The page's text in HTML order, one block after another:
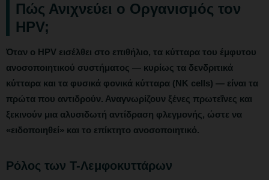
Πώς Ανιχνεύει ο Οργανισμός τον
HPV;
Όταν ο HPV εισέλθει στο επιθήλιο, τα κύτταρα του έμφυτου
ανοσοποιητικού συστήματος — κυρίως τα δενδριτικά
κύτταρα και τα φυσικά φονικά κύτταρα (NK cells) — είναι τα
πρώτα που αντιδρούν. Αναγνωρίζουν ξένες πρωτεΐνες και
ξεκινούν μια αλυσιδωτή αντίδραση φλεγμονής, ώστε να
«ειδοποιηθεί» και το επίκτητο ανοσοποιητικό.
Ρόλος των Τ-Λεμφοκυττάρων